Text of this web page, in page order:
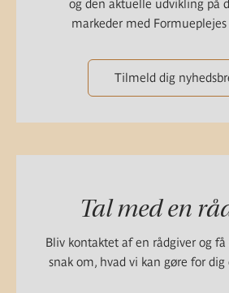
og den aktuelle udvikling på
markeder med Formueplejes
Tilmeld dig
Tal med en
Bliv kontaktet af en rådgiver og
snak om, hvad vi kan gøre for